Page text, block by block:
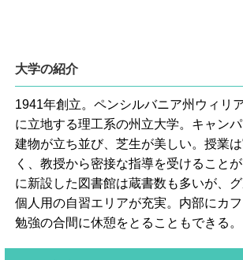
大学の紹介
1941年創立。ペンシルバニア州ウィリ
に立地する理工系の州立大学。キャン
建物が立ち並び、芝生が美しい。授業
く、教授から密接な指導を受けること
に新設した図書館は蔵書数も多いが、
個人用の自習エリアが充実。内部にカフ
勉強の合間に休憩をとることもできる。